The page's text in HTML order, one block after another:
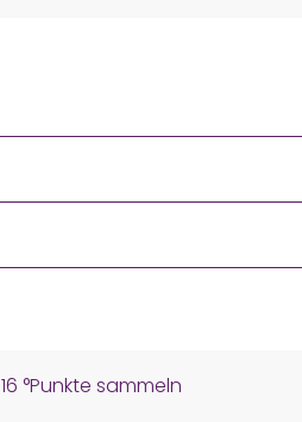
16 °Punkte sammeln